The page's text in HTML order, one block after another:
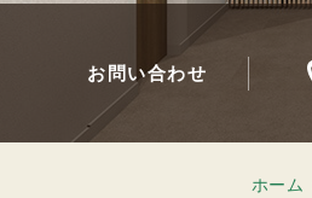
お問い合わせ
ホーム